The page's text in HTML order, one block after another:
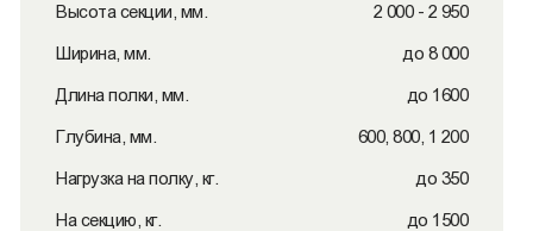
Высота секции, мм. 2 000 - 2 950
Ширина, мм. до 8 000
Длина полки, мм. до 1600
Глубина, мм. 600, 800, 1 200
Нагрузка на полку, кг. до 350
На секцию, кг. до 1500